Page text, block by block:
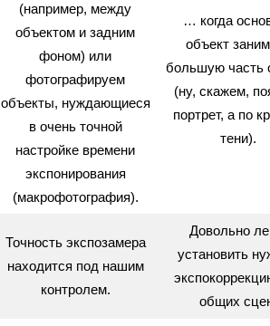
(например, между
объектом и задним
фоном) или
фотографируем
объекты, нуждающиеся
в очень точной
настройке времени
экспонирования
(макрофотография).
… когда
объект
большую часть
(ну, скажем,
портрет, а по
тени).
Точность экспозамера
находится под нашим
контролем.
Довольно
установить
общих